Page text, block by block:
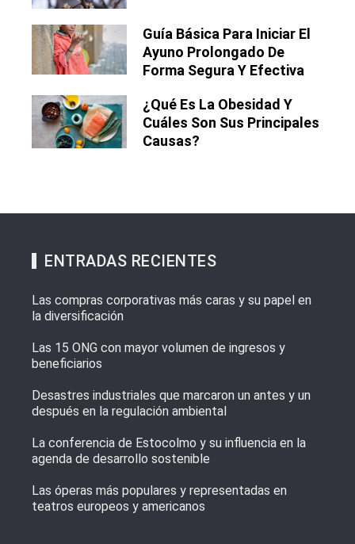
Guía Básica Para Iniciar El
Ayuno Prolongado De
Forma Segura Y Efectiva
¿Qué Es La Obesidad Y
Cuáles Son Sus Principales
Causas?
ENTRADAS RECIENTES
Las compras corporativas más caras y su papel en
la diversificación
Las 15 ONG con mayor volumen de ingresos y
beneficiarios
Desastres industriales que marcaron un antes y un
después en la regulación ambiental
La conferencia de Estocolmo y su influencia en la
agenda de desarrollo sostenible
Las óperas más populares y representadas en
teatros europeos y americanos